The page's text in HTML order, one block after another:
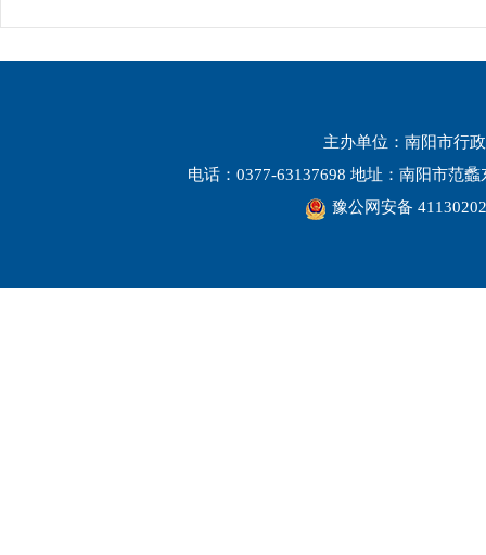
主办单位：南阳市行
电话：0377-63137698 地址：南阳市范
豫公网安备